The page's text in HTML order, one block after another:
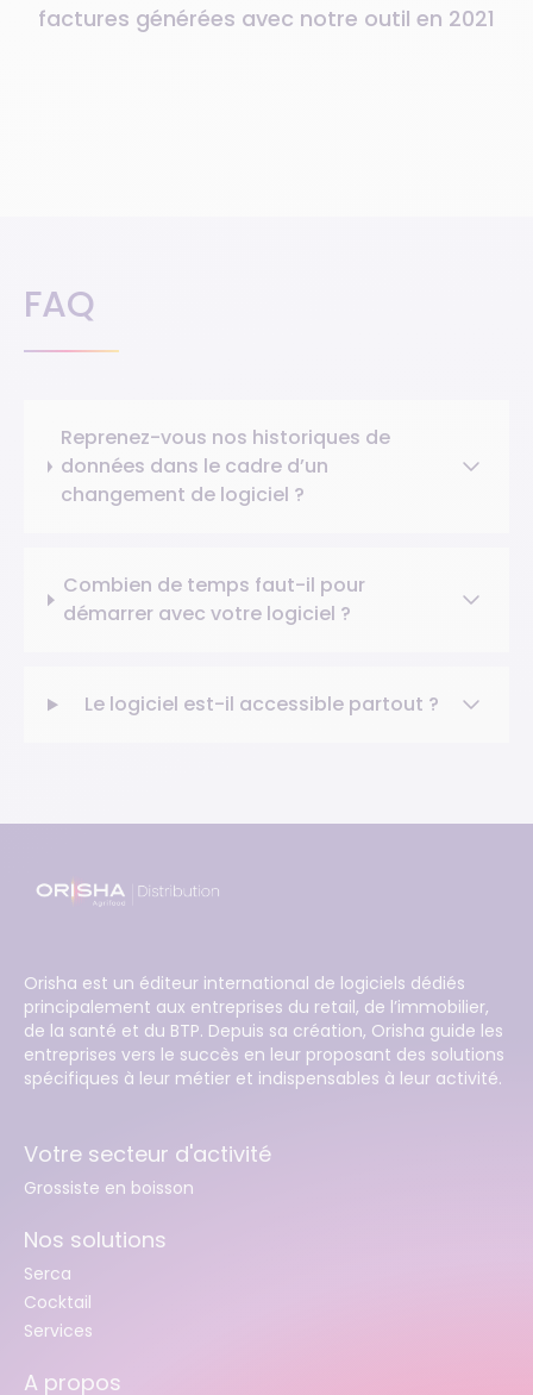
factures générées avec notre outil en 2021
FAQ
Reprenez-vous nos historiques de
données dans le cadre d’un
changement de logiciel ?
Combien de temps faut-il pour
démarrer avec votre logiciel ?
Le logiciel est-il accessible partout ?
Orisha est un éditeur international de logiciels dédiés
principalement aux entreprises du retail, de l’immobilier,
de la santé et du BTP. Depuis sa création, Orisha guide les
entreprises vers le succès en leur proposant des solutions
spécifiques à leur métier et indispensables à leur activité.
Votre secteur d'activité
Grossiste en boisson
Nos solutions
Serca
Cocktail
Services
A propos